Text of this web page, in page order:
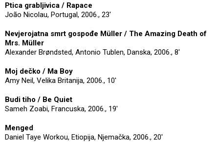
Ptica grabljivica / Rapace
João Nicolau, Portugal, 2006., 23'
Nevjerojatna smrt gospođe Müller / The Amazing Death of
Mrs. Müller
Alexander Brøndsted, Antonio Tublen, Danska, 2006., 8'
Moj dečko / Ma Boy
Amy Neil, Velika Britanija, 2006., 10'
Budi tiho / Be Quiet
Sameh Zoabi, Francuska, 2006., 19'
Menged
Daniel Taye Workou, Etiopija, Njemačka, 2006., 20'